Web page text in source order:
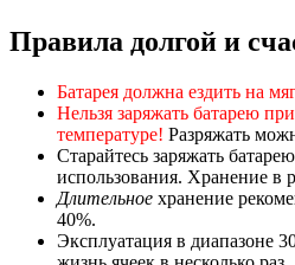
Правила долгой и
Батарея должна ездить на
Нельзя заряжать батарею
температуре! Разряжать
Старайтесь заряжать
использования. Хранение в
Длительное хранение
40%.
Эксплуатация в диапазоне